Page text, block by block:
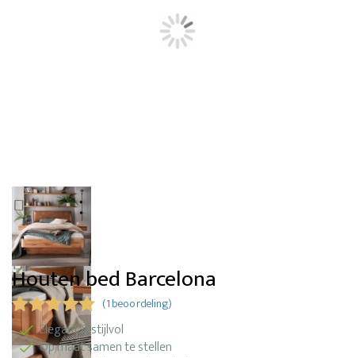
Houten bed Barcelona
(1 beoordeling)
Elegant & stijlvol
Op maat samen te stellen